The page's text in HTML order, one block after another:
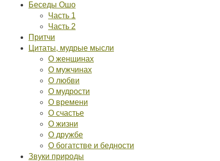
Беседы Ошо
Часть 1
Часть 2
Притчи
Цитаты, мудрые мысли
О женщинах
О мужчинах
О любви
О мудрости
О времени
О счастье
О жизни
О дружбе
О богатстве и бедности
Звуки природы